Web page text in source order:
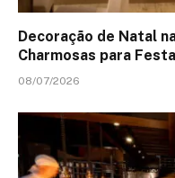
Decoração de Natal
Charmosas para
08/07/2026